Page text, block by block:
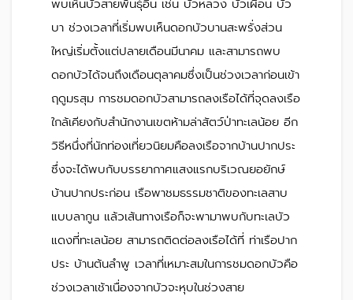
พบเห็นบัวสายพันธุ์อื่น เช่น บัวหลวง บัวเผื่อน บัว
บา ช่วงเวลาที่เริ่มพบเห็นดอกบัวบานสะพรั่งส่วน
ใหญ่เริ่มตั้งแต่ปลายเดือนมีนาคม และสามารถพบ
ดอกบัวได้จนถึงเดือนตุลาคมซึ่งเป็นช่วงเวลาก่อนเข้า
ฤดูมรสุม การชมดอกบัวสามารถลงเรือได้ที่จุดลงเรือ
ใกล้เคียงกับสำนักงานเขตห้ามล่าสัตว์ป่าทะเลน้อย อีก
วิธีหนึ่งที่นักท่องเที่ยวนิยมคือลงเรือจากบ้านปากประ
ซึ่งจะได้พบกับบรรยากาศแสงแรกบริเวณยอยักษ์
บ้านปากประก่อน เรือพาชมธรรมชาติของทะเลสาบ
แบบลากูน แล้วเส้นทางเรือก็จะพามาพบกับทะเลบัว
แดงที่ทะเลน้อย สามารถติดต่อลงเรือได้ที่ ท่าเรือปาก
ประ บ้านต้นลำพู เวลาที่เหมาะสมในการชมดอกบัวคือ
ช่วงเวลาเช้าเนื่องจากบัวจะหุบในช่วงสาย